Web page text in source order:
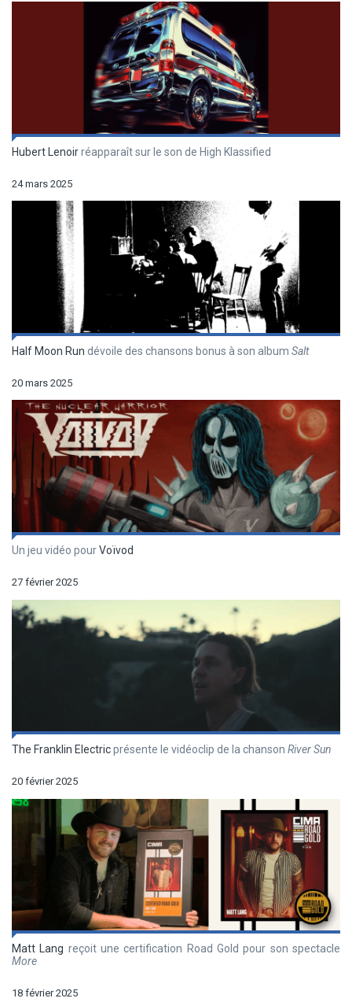
Hubert Lenoirréapparaît sur le son de High Klassified
24 mars 2025
Half Moon Run dévoile des chansons bonus à son album Salt
20 mars 2025
Un jeu vidéo pourVoïvod
27 février 2025
The Franklin Electricprésente le vidéoclip de la chanson River Sun
20 février 2025
Matt Lang reçoit une certification Road Gold pour son spectacle
More
18 février 2025